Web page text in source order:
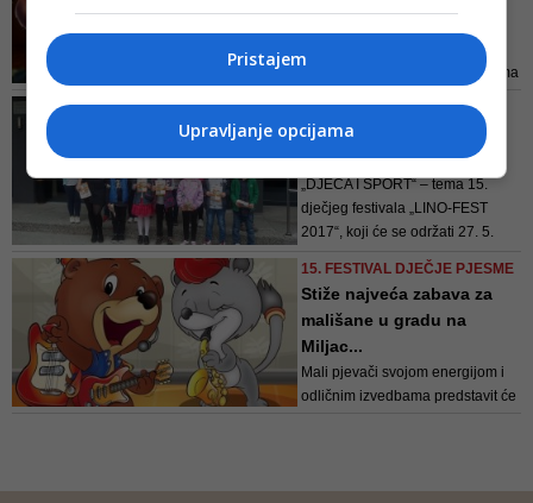
Ulaznice su puštene u prodaju i
mogu se kupiti na blagajni „Doma
USKORO U SARAJEVU
Kad narasteš, budi što
želiš: 15. festival dječje...
„DJECA I SPORT“ – tema 15.
dječjeg festivala „LINO-FEST
2017“, koji će se održati 27. 5.
2017. godine u „Domu mladih“, s
15. FESTIVAL DJEČJE PJESME
Stiže najveća zabava za
mališane u gradu na
Miljac...
Mali pjevači svojom energijom i
odličnim izvedbama predstavit će
„Djeca i sport“
Pristajem
Upravljanje opcijama